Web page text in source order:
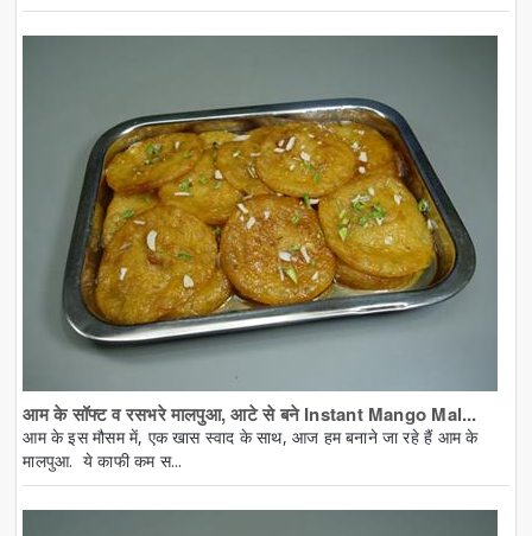
आम के सॉफ्ट व रसभरे मालपुआ, आटे से बने Instant Mango Mal...
आम के इस मौसम में, एक खास स्वाद के साथ, आज हम बनाने जा रहे हैं आम के
मालपुआ. ये काफी कम स...